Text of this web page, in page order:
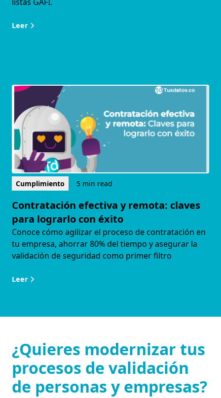
Leer
Cumplimiento 5 min read
Contratación efectiva y remota: claves
para lograrlo con éxito
Conoce cómo agilizar el proceso de contratación en
tu empresa, ahorrar 80% del tiempo y asegurar la
validación de seguridad como primer filtro
Leer
¿Quieres modernizar tus
procesos de validación
de personas y empresas?